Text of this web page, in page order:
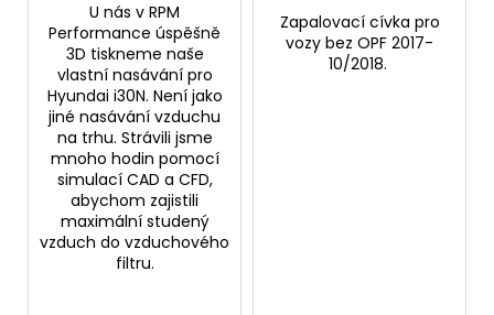
U nás v RPM
Performance úspěšně
3D tiskneme naše
vlastní nasávání pro
Hyundai i30N. Není jako
jiné nasávání vzduchu
na trhu. Strávili jsme
mnoho hodin pomocí
simulací CAD a CFD,
abychom zajistili
maximální studený
vzduch do vzduchového
filtru.
Zapalovací cívka pro
vozy bez OPF 2017-
10/2018.